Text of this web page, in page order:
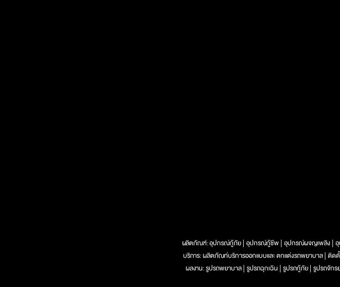
ผลิตภัณฑ์:อุปกรณ์กู้ภัย อุปกรณ์กู้ชีพ อุปกรณ์ผจญเพลิง
บริการ:ผลิตภัณท์บริการออกแบบและ ตกแต่งรถพยาบาล ติด
ผลงาน:รูปรถพยาบาล รูปรถฉุกเฉิน รูปรถกู้ภัย รูปรถจัก